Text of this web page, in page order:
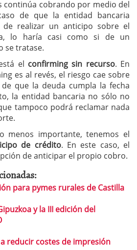
continúa cobrando por medio del
de que la entidad bancaria
de realizar un anticipo sobre el
lo haría casi como si de un
se tratase.
el confirming sin recurso. En
es al revés, el riesgo cae sobre
que la deuda cumpla la fecha
la entidad bancaria no sólo no
tampoco podrá reclamar nada
menos importante, tenemos el
de crédito. En este caso, el
de anticipar el propio cobro.
para pymes rurales de Castilla
y la III edición del
reducir costes de impresión